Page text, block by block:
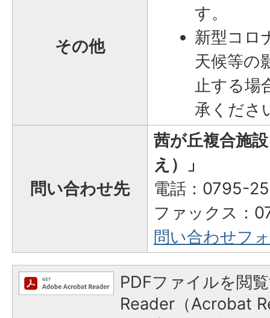
その他
す。
新型コロ
天候等の
止する場
承くださ
問い合わせ先
茜が丘複合施
え）」
電話：0795-
ファックス：
問い合わせフ
PDFファイルを閲
Reader（Acrobat